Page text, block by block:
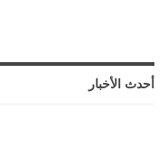
أحدث الأخبار